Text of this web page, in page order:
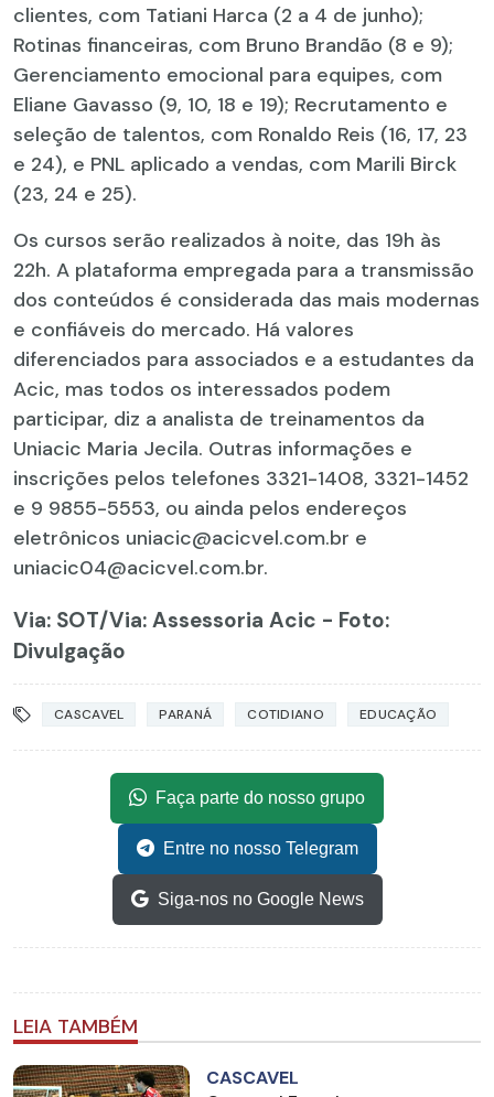
clientes, com Tatiani Harca (2 a 4 de junho);
Rotinas financeiras, com Bruno Brandão (8 e 9);
Gerenciamento emocional para equipes, com
Eliane Gavasso (9, 10, 18 e 19); Recrutamento e
seleção de talentos, com Ronaldo Reis (16, 17, 23
e 24), e PNL aplicado a vendas, com Marili Birck
(23, 24 e 25).
Os cursos serão realizados à noite, das 19h às
22h. A plataforma empregada para a transmissão
dos conteúdos é considerada das mais modernas
e confiáveis do mercado. Há valores
diferenciados para associados e a estudantes da
Acic, mas todos os interessados podem
participar, diz a analista de treinamentos da
Uniacic Maria Jecila. Outras informações e
inscrições pelos telefones 3321-1408, 3321-1452
e 9 9855-5553, ou ainda pelos endereços
eletrônicos uniacic@acicvel.com.br e
uniacic04@acicvel.com.br.
Via: SOT/Via: Assessoria Acic - Foto:
Divulgação
CASCAVEL PARANÁ COTIDIANO EDUCAÇÃO
Faça parte do nosso grupo
Entre no nosso Telegram
Siga-nos no Google News
LEIA TAMBÉM
CASCAVEL